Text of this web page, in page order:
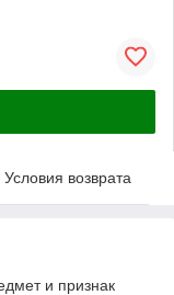
Условия возврата
и признак